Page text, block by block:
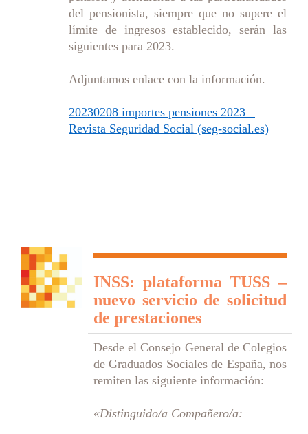
del pensionista, siempre que no supere el
límite de ingresos establecido, serán las
siguientes para 2023.
Adjuntamos enlace con la información.
20230208 importes pensiones 2023 –
Revista Seguridad Social (seg-social.es)
INSS: plataforma TUSS –
nuevo servicio de solicitud
de prestaciones
Desde el Consejo General de Colegios
de Graduados Sociales de España, nos
remiten las siguiente información:
«Distinguido/a Compañero/a: